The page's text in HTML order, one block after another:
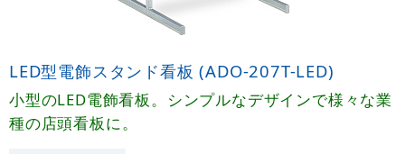
LED型電飾スタンド看板 (ADO-207T-LED)
小型のLED電飾看板。シンプルなデザインで様々な業
種の店頭看板に。